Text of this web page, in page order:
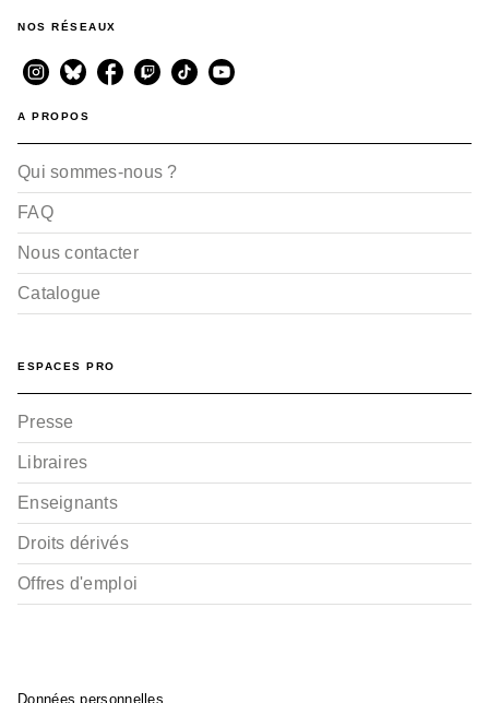
NOS RÉSEAUX
A PROPOS
Qui sommes-nous ?
FAQ
Nous contacter
Catalogue
ESPACES PRO
Presse
Libraires
Enseignants
Droits dérivés
Offres d'emploi
Données personnelles